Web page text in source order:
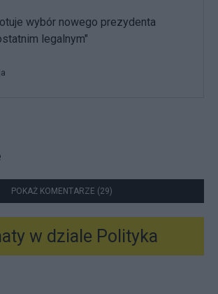
wybór nowego prezydenta
legalnym"
POKAŻ KOMENTARZE (29)
w dziale Polityka